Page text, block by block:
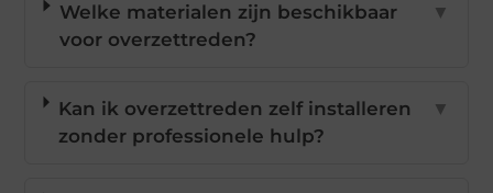
Welke materialen zijn beschikbaar
voor overzettreden?
▼
Kan ik overzettreden zelf installeren
zonder professionele hulp?
▼